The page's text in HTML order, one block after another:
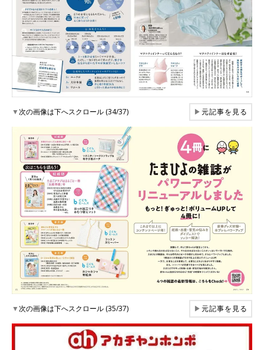
▼次の画像は下へスクロール (34/37) ▶元記事を見る
▼次の画像は下へスクロール (35/37) ▶元記事を見る